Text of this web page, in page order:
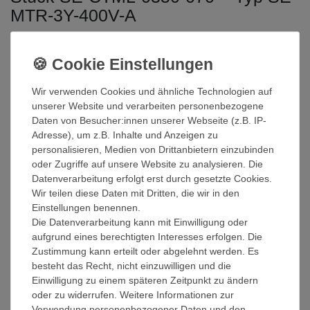
MTR-3Y-400V-A
Energiezähler mit Modbus-Anschluss für
SolarEdge Systeme
Hohe Genauigkeit der Zählerwerte für die
Produktions-/Verbrauchsüberwachung
Auslesen von Einspeisung und Bezug für
Einspeiselimitierung
Geringe Größe und einfache Installation - passend für
Standardverteiler
Geeignet für Systeme auf Wohnhäusern, Gewerbedächern
oder PV-Großanlagen
Integrierter Bus-Abschlusswiderstand (aktivierbar über DIP-
Schalter 7)
Der SolarEdge Stromsensor Typ 100A SECT-SPL-100A-A ist
ein Stromsensor bis 100 A für SolarEdge Modbus Energiezähler.
Es werden für dreiphasige Systeme drei Stück der Stromsensoren
benötigt.
Wir verwenden Cookies und ähnliche Technologien auf
unserer Website und verarbeiten personenbezogene
Daten von Besucher:innen unserer Webseite (z.B. IP-
Adresse), um z.B. Inhalte und Anzeigen zu
personalisieren, Medien von Drittanbietern einzubinden
oder Zugriffe auf unsere Website zu analysieren. Die
Datenverarbeitung erfolgt erst durch gesetzte Cookies.
Wir teilen diese Daten mit Dritten, die wir in den
Einstellungen benennen.
Die Datenverarbeitung kann mit Einwilligung oder
aufgrund eines berechtigten Interesses erfolgen. Die
Zustimmung kann erteilt oder abgelehnt werden. Es
besteht das Recht, nicht einzuwilligen und die
Einwilligung zu einem späteren Zeitpunkt zu ändern
oder zu widerrufen. Weitere Informationen zur